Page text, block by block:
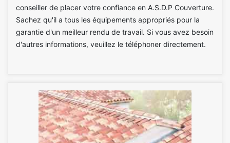
conseiller de placer votre confiance en A.S.D.P Couverture.
Sachez qu'il a tous les équipements appropriés pour la
garantie d'un meilleur rendu de travail. Si vous avez besoin
d'autres informations, veuillez le téléphoner directement.